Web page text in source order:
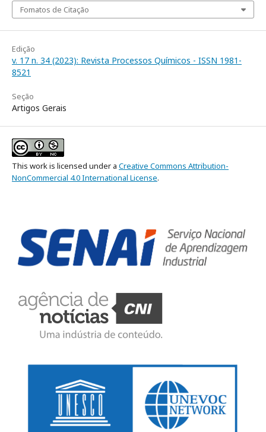
Fomatos de Citação
Edição
v. 17 n. 34 (2023): Revista Processos Químicos - ISSN 1981-
8521
Seção
Artigos Gerais
This work is licensed under a Creative Commons Attribution-
NonCommercial 4.0 International License.